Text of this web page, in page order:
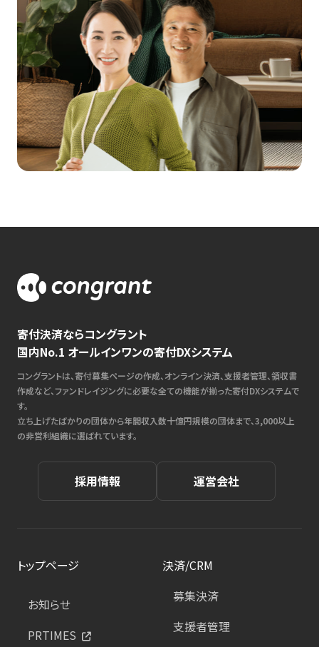
寄付決済ならコングラント
国内No.1 オールインワンの寄付DXシステム
コングラントは、寄付募集ページの作成、オンライン決済、支援者管理、領収書
作成など、ファンドレイジングに必要な全ての機能が揃った寄付DXシステムで
す。
立ち上げたばかりの団体から年間収入数十億円規模の団体まで、3,000以上
の非営利組織に選ばれています。
採用情報 運営会社
トップページ
お知らせ
PRTIMES
決済/CRM
募集決済
支援者管理